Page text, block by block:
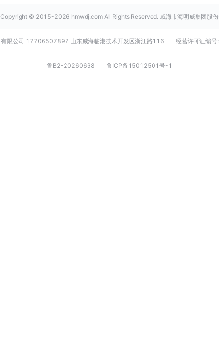
Copyright © 2015-2026 hmwdj.com All Rights Reserved. 威海市海明威集团股份
有限公司 17706507897 山东威海临港技术开发区浙江路116 经营许可证编号:
鲁B2-20260668 鲁ICP备15012501号-1